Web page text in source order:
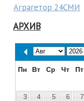
Аграгетор 24СМИ
АРХИВ
Пн Вт Ср Чт Пт
3
4 5 6 7